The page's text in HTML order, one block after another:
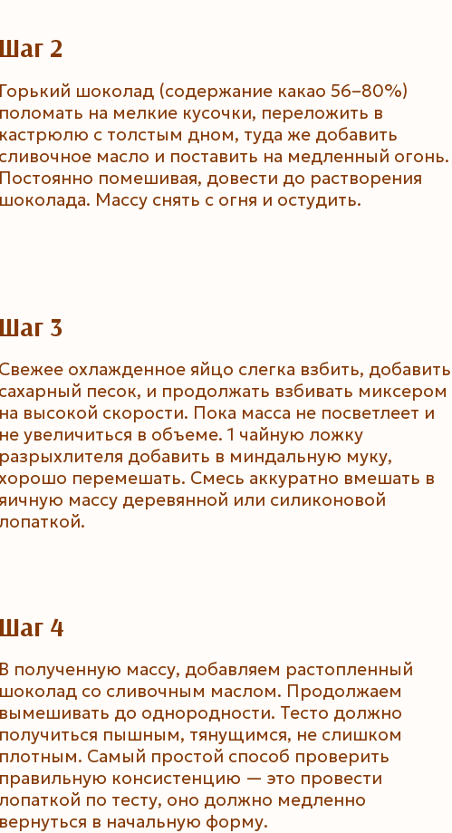
Шаг 2
Горький шоколад (содержание какао 56–80%)
поломать на мелкие кусочки, переложить в
кастрюлю с толстым дном, туда же добавить
сливочное масло и поставить на медленный огонь.
Постоянно помешивая, довести до растворения
шоколада. Массу снять с огня и остудить.
Шаг 3
Свежее охлажденное яйцо слегка взбить, добавить
сахарный песок, и продолжать взбивать миксером
на высокой скорости. Пока масса не посветлеет и
не увеличиться в объеме. 1 чайную ложку
разрыхлителя добавить в миндальную муку,
перемешать. Смесь аккуратно вмешать в
яичную массу деревянной или силиконовой
лопаткой.
Шаг 4
В полученную массу, добавляем растопленный
шоколад со сливочным маслом. Продолжаем
вымешивать до однородности. Тесто должно
получиться пышным, тянущимся, не слишком
плотным. Самый простой способ проверить
правильную консистенцию — это провести
лопаткой по тесту, оно должно медленно
вернуться в начальную форму.